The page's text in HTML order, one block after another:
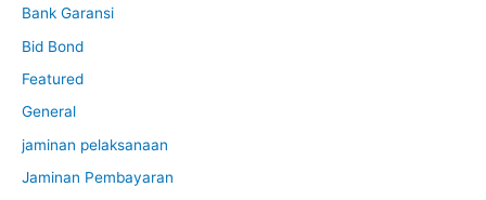
Bank Garansi
Bid Bond
Featured
General
jaminan pelaksanaan
Jaminan Pembayaran